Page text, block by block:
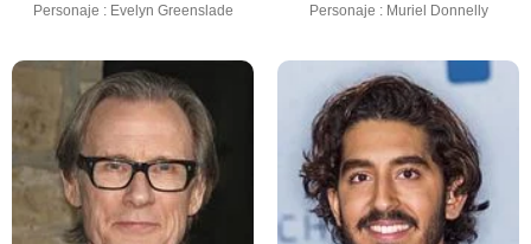
Personaje : Evelyn Greenslade Personaje : Muriel Donnelly